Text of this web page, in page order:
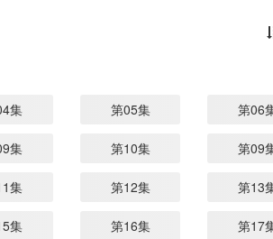
集 第05集 第06
集 第10集 第09
集 第12集 第13
集 第16集 第17